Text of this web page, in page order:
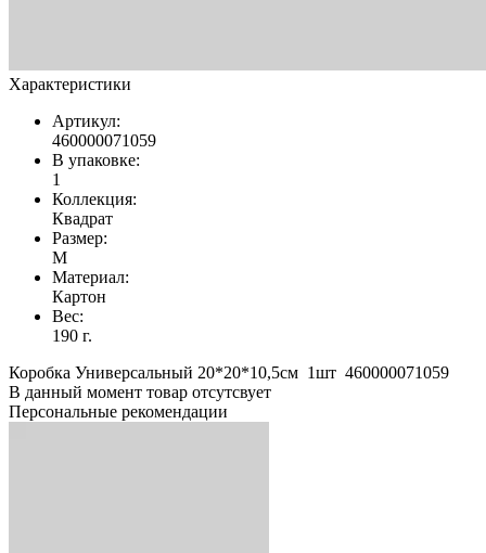
Характеристики
Артикул:
460000071059
В упаковке:
1
Коллекция:
Квадрат
Размер:
M
Материал:
Картон
Вес:
190 г.
Коробка Универсальный 20*20*10,5см 1шт 460000071059
В данный момент товар отсутсвует
Персональные рекомендации